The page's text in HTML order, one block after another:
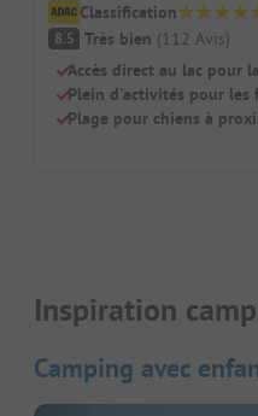
Classification
8.5 Très bien (112 Avis)
Accès direct au lac pour
Plein d'activités pour les
Plage pour chiens à
Inspiration
Camping avec